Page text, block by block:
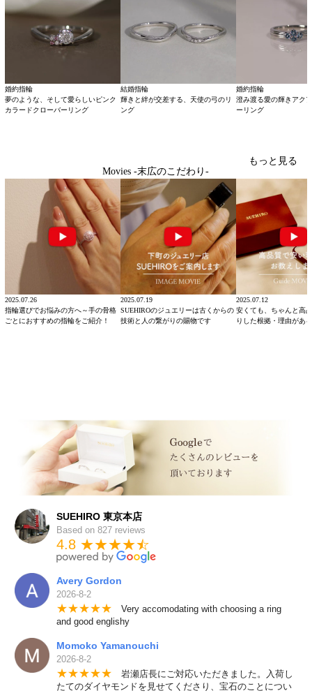
婚約指輪
夢のような、そして愛らしいピンク
カラードクローバーリング
結婚指輪
輝きと絆が交差する、天使の弓のリ
ング
婚約指輪
澄み渡る愛の輝きアク
ーリング
Movies -末広のこだわり-
もっと見る
2025.07.26
指輪選びでお悩みの方へ～手の骨格
ごとにおすすめの指輪をご紹介！
2025.07.19
SUEHIROのジュエリーは古くからの
技術と人の繋がりの賜物です
2025.07.12
安くても、ちゃんと高
りした根拠・理由があ
SUEHIRO 東京本店
Based on 827 reviews
4.8 ★★★★★
☆
Avery Gordon
2026-8-2
★★★★★ Very accomodating with choosing a ring
and good englishy
Momoko Yamanouchi
2026-8-2
★★★★★ 岩瀬店長にご対応いただきました。入荷し
たてのダイヤモンドを見せてくださり、宝石のことについ